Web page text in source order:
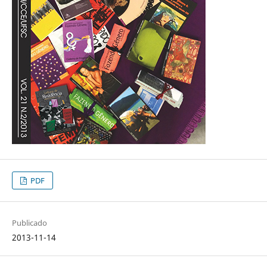
PDF
Publicado
2013-11-14